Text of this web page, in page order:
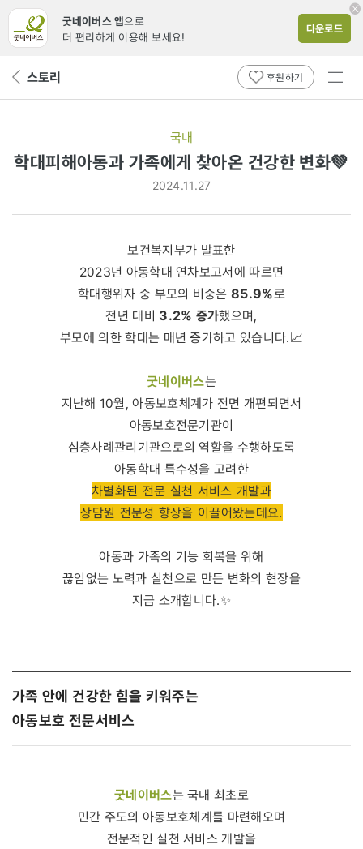
굿네이버스 앱으로
더 편리하게 이용해 보세요!
다운로드
뒤 스토리 후원하기
전체
국내
학대피해아동과 가족에게 찾아온 건강한 변화💚
2024.11.27
보건복지부가 발표한
2023년 아동학대 연차보고서에 따르면
학대행위자 중 부모의 비중은85.9%로
전년 대비 3.2% 증가했으며,
부모에 의한 학대는 매년 증가하고 있습니다.📈
굿네이버스는
지난해 10월, 아동보호체계가 전면 개편되면서
아동보호전문기관이
심층사례관리기관으로의 역할을 수행하도록
아동학대 특수성을 고려한
차별화된 전문 실천 서비스 개발과
상담원 전문성 향상을 이끌어왔는데요.
아동과 가족의 기능 회복을 위해
끊임없는 노력과 실천으로 만든 변화의 현장을
지금 소개합니다.✨
가족 안에 건강한 힘을 키워주는
아동보호 전문서비스
굿네이버스는 국내 최초로
민간 주도의 아동보호체계를 마련해오며
전문적인 실천 서비스 개발을